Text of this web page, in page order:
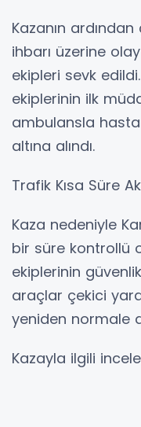
Kazanın
ihbarı üzerine
ekipleri sevk
ekiplerinin ilk
ambulansla
altına alındı.
Trafik Kısa Süre
Kaza nedeniyle
bir süre kontrollü
ekiplerinin
araçlar çekici
yeniden normale
Kazayla ilgili